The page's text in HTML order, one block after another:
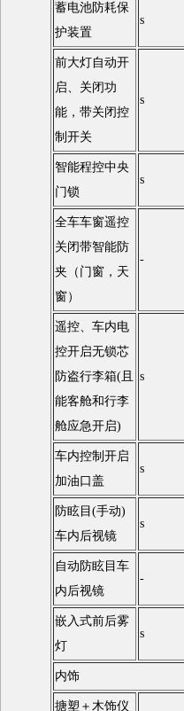
蓄电池防耗保
护装置
s
前大灯自动开
启、关闭功
能，带关闭控
制开关
s
智能程控中央
门锁
s
全车车窗遥控
关闭带智能防
夹（门窗，天
窗）
-
遥控、车内电
控开启无锁芯
防盗行李箱(且
能客舱和行李
舱应急开启)
s
车内控制开启
加油口盖
s
防眩目(手动)
车内后视镜
s
自动防眩目车
内后视镜
-
嵌入式前后雾
灯
s
内饰
搪塑＋木饰仪